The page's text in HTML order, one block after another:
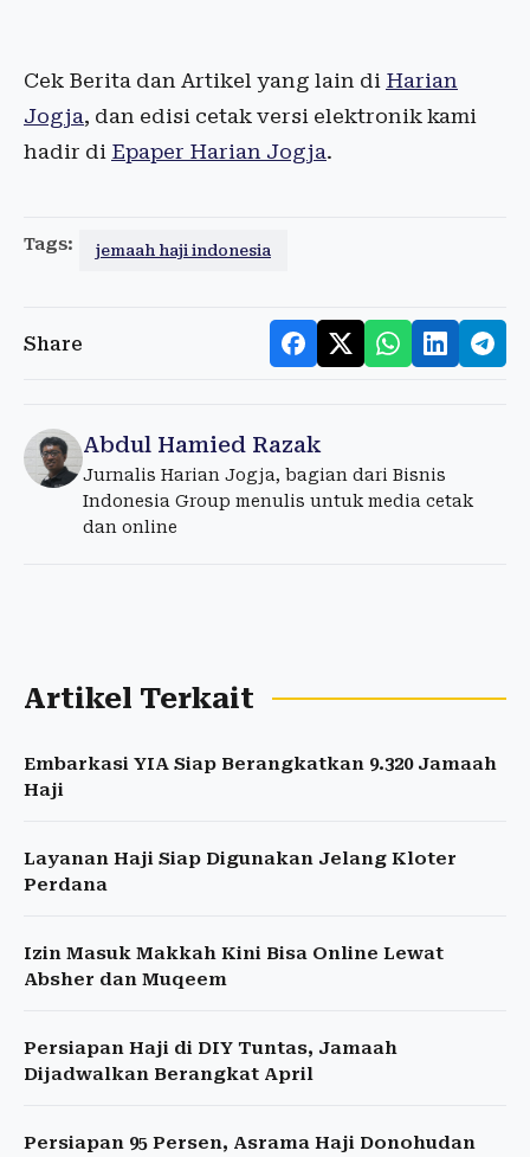
Cek Berita dan Artikel yang lain di Harian
Jogja, dan edisi cetak versi elektronik kami
hadir di Epaper Harian Jogja.
Tags: jemaah haji indonesia
Share
Abdul Hamied Razak
Jurnalis Harian Jogja, bagian dari Bisnis
Indonesia Group menulis untuk media cetak
dan online
Artikel Terkait
Embarkasi YIA Siap Berangkatkan 9.320 Jamaah
Haji
Layanan Haji Siap Digunakan Jelang Kloter
Perdana
Izin Masuk Makkah Kini Bisa Online Lewat
Absher dan Muqeem
Persiapan Haji di DIY Tuntas, Jamaah
Dijadwalkan Berangkat April
Persiapan 95 Persen, Asrama Haji Donohudan